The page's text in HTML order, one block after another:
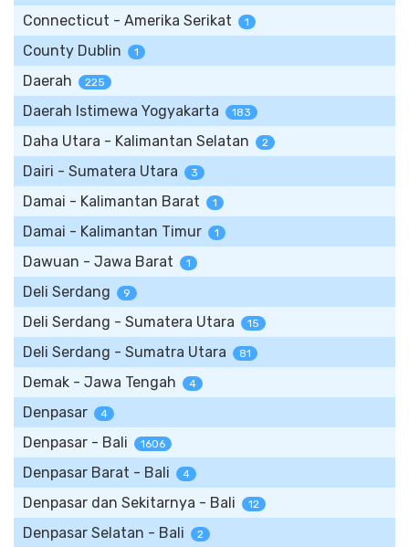
Connecticut - Amerika Serikat 1
County Dublin 1
Daerah 225
Daerah Istimewa Yogyakarta 183
Daha Utara - Kalimantan Selatan 2
Dairi - Sumatera Utara 3
Damai - Kalimantan Barat 1
Damai - Kalimantan Timur 1
Dawuan - Jawa Barat 1
Deli Serdang 9
Deli Serdang - Sumatera Utara 15
Deli Serdang - Sumatra Utara 81
Demak - Jawa Tengah 4
Denpasar 4
Denpasar - Bali 1606
Denpasar Barat - Bali 4
Denpasar dan Sekitarnya - Bali 12
Denpasar Selatan - Bali 2